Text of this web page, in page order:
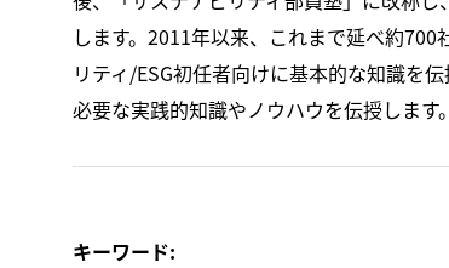
します。2011年以来、これまで延べ約
リティ/ESG初任者向けに基本的な知識を
必要な実践的知識やノウハウを伝授します。
キーワード: